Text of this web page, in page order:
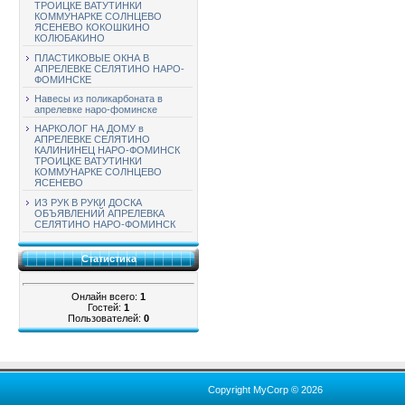
ТРОИЦКЕ ВАТУТИНКИ
КОММУНАРКЕ СОЛНЦЕВО
ЯСЕНЕВО КОКОШКИНО
КОЛЮБАКИНО
ПЛАСТИКОВЫЕ ОКНА В
АПРЕЛЕВКЕ СЕЛЯТИНО НАРО-
ФОМИНСКЕ
Навесы из поликарбоната в
апрелевке наро-фоминске
НАРКОЛОГ НА ДОМУ в
АПРЕЛЕВКЕ СЕЛЯТИНО
КАЛИНИНЕЦ НАРО-ФОМИНСК
ТРОИЦКЕ ВАТУТИНКИ
КОММУНАРКЕ СОЛНЦЕВО
ЯСЕНЕВО
ИЗ РУК В РУКИ ДОСКА
ОБЪЯВЛЕНИЙ АПРЕЛЕВКА
СЕЛЯТИНО НАРО-ФОМИНСК
Статистика
Онлайн всего: 1
Гостей: 1
Пользователей: 0
Copyright MyCorp © 2026